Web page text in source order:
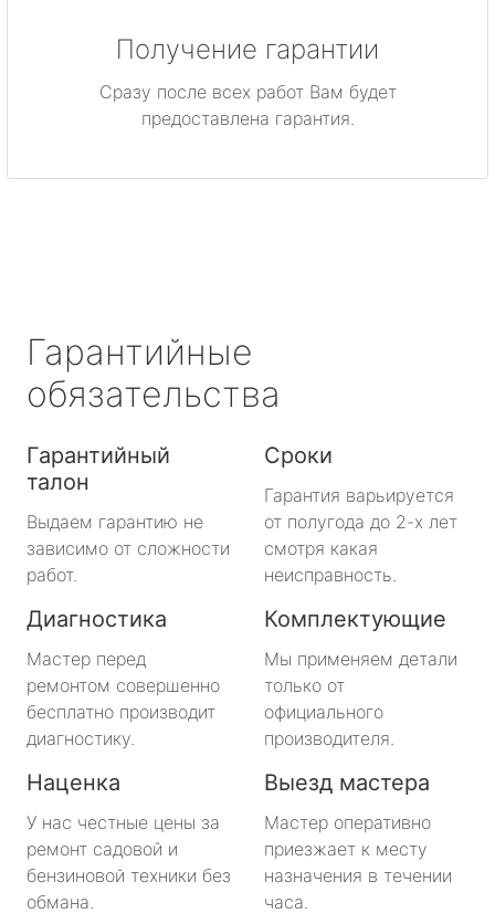
Получение гарантии
Сразу после всех работ Вам будет
предоставлена гарантия.
Гарантийные
обязательства
Гарантийный
талон
Выдаем гарантию не
зависимо от сложности
работ.
Сроки
Гарантия варьируется
от полугода до 2-х лет
смотря какая
неисправность.
Диагностика
Мастер перед
ремонтом совершенно
бесплатно производит
диагностику.
Комплектующие
Мы применяем детали
только от
официального
производителя.
Наценка
У нас честные цены за
ремонт садовой и
бензиновой техники без
обмана.
Выезд мастера
Мастер оперативно
приезжает к месту
назначения в течении
часа.